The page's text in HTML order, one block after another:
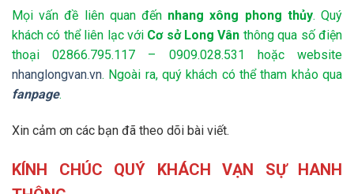
Mọi vấn đề liên quan đến nhang xông phong thủy. Quý
khách có thể liên lạc với Cơ sở Long Vân thông qua số điện
thoại 02866.795.117 – 0909.028.531 hoặc website
nhanglongvan.vn. Ngoài ra, quý khách có thể tham khảo qua
fanpage.
Xin cảm ơn các bạn đã theo dõi bài viết.
KÍNH CHÚC QUÝ KHÁCH VẠN SỰ HANH